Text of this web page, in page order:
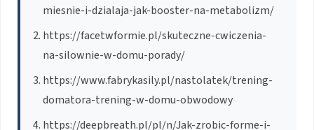
miesnie-i-dzialaja-jak-booster-na-metabolizm/
https://facetwformie.pl/skuteczne-cwiczenia-
na-silownie-w-domu-porady/
https://www.fabrykasily.pl/nastolatek/trening-
domatora-trening-w-domu-obwodowy
https://deepbreath.pl/pl/n/Jak-zrobic-forme-i-